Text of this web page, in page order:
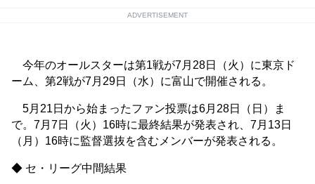
ADVERTISEMENT
今年のオールスターは第1戦が7月28日（火）に東京ド
ーム、第2戦が7月29日（水）に富山で開催される。
5月21日から始まったファン投票は6月28日（日）ま
で。7月7日（火）16時に最終結果が発表され、7月13日
（月）16時に監督選抜を含むメンバーが発表される。
◆ セ・リーグ中間結果